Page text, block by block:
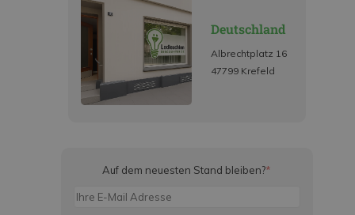
Deutschland
Albrechtplatz 16
47799 Krefeld
Auf dem neuesten Stand bleiben?*